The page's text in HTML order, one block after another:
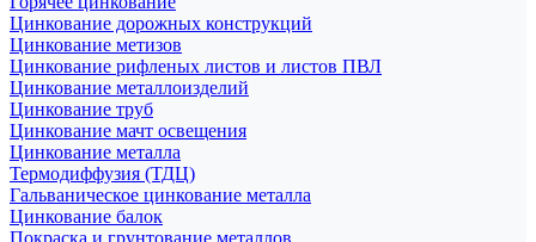
Цинкование дорожных конструкций
Цинкование метизов
Цинкование рифленых листов и листов ПВЛ
Цинкование металлоизделий
Цинкование труб
Цинкование мачт освещения
Цинкование металла
Термодиффузия (ТДЦ)
Гальваническое цинкование металла
Цинкование балок
Покраска и грунтование металлов